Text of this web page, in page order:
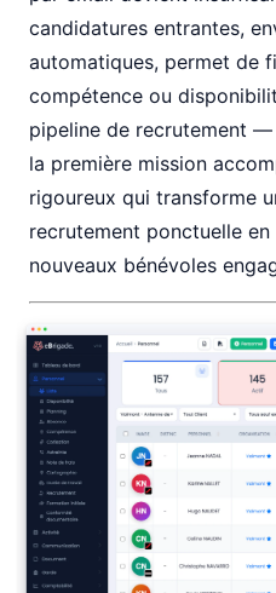
candidatures entrantes,
automatiques, permet de
compétence ou
pipeline de recrutement —
la première mission
rigoureux qui transforme
recrutement ponctuelle
nouveaux bénévoles